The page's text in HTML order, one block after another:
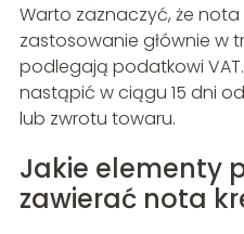
Warto zaznaczyć, że
zastosowanie głównie w
podlegają podatkowi
nastąpić w ciągu 15 dni
lub zwrotu towaru.
Jakie elementy
zawierać nota